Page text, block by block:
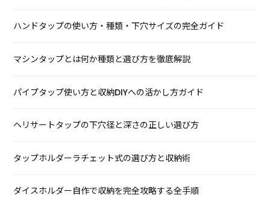
ハンドタップの使い方・種類・下穴サイズの完全ガイド
マシンタップとは何か種類と選び方を徹底解説
パイプタップ使い方と収納DIYへの活かし方ガイド
ヘリサートタップの下穴径と深さの正しい選び方
タップホルダーラチェット式の選び方と収納術
ダイスホルダー自作で収納を完全攻略する全手順